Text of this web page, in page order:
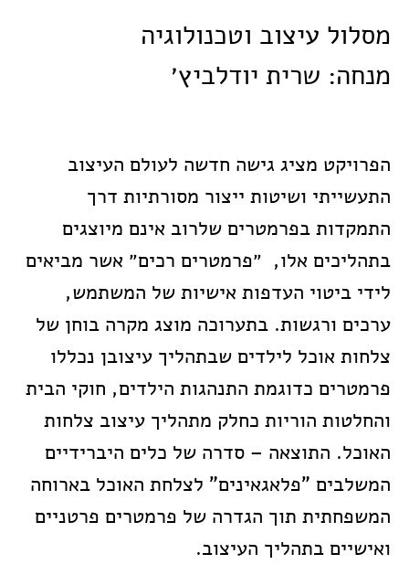
מסלול עיצוב וטכנולוגיה
מנחה: שרית יודלביץ׳
הפרויקט מציג גישה חדשה לעולם העיצוב
התעשייתי ושיטות ייצור מסורתיות דרך
התמקדות בפרמטרים שלרוב אינם מיוצגים
בתהליכים אלו, ״פרמטרים רכים״ אשר מביאים
לידי ביטוי העדפות אישיות של המשתמש,
ערכים ורגשות. בתערוכה מוצג מקרה בוחן של
צלחות אוכל לילדים שבתהליך עיצובן נכללו
פרמטרים כדוגמת התנהגות הילדים, חוקי הבית
והחלטות הוריות כחלק מתהליך עיצוב צלחות
האוכל. התוצאה – סדרה של כלים היברידיים
המשלבים "פלאגאינים" לצלחת האוכל בארוחה
המשפחתית תוך הגדרה של פרמטרים פרטניים
ואישיים בתהליך העיצוב.